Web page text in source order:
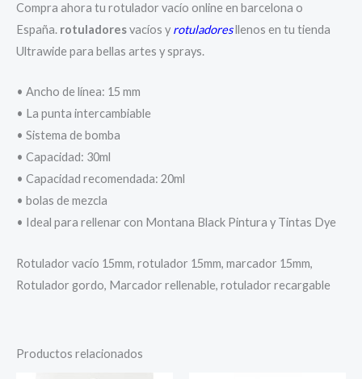
Compra ahora tu rotulador vacío online en barcelona o
España. rotuladoresvacíos y rotuladoresllenos en tu tienda
Ultrawide para bellas artes y sprays.
• Ancho de línea: 15 mm
• La punta intercambiable
• Sistema de bomba
• Capacidad: 30ml
• Capacidad recomendada: 20ml
• bolas de mezcla
• Ideal para rellenar con Montana Black Pintura y Tintas Dye
Rotulador vacío 15mm, rotulador 15mm, marcador 15mm,
Rotulador gordo, Marcador rellenable, rotulador recargable
Productos relacionados